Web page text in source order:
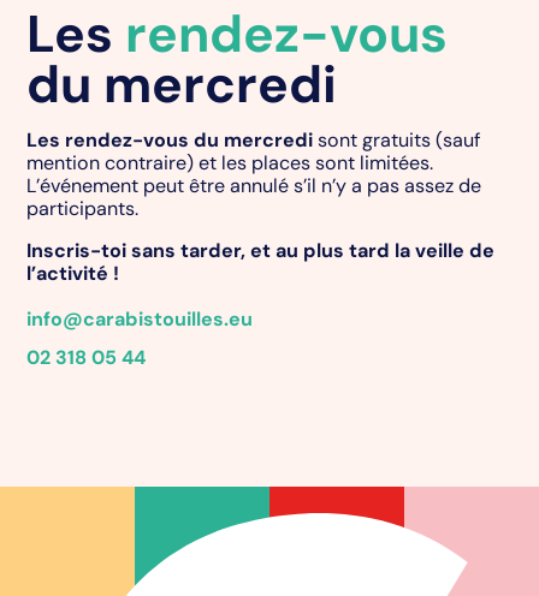
Les rendez-vous
du mercredi
Les rendez-vous du mercredi sont gratuits (sauf
mention contraire) et les places sont limitées.
L’événement peut être annulé s’il n’y a pas assez de
participants.
Inscris-toi sans tarder, et au plus tard la veille de
l’activité !
info@carabistouilles.eu
02 318 05 44